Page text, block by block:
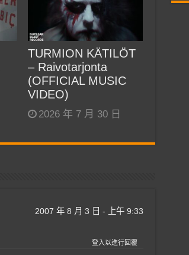
TURMION KÄTILÖT
– Raivotarjonta
(OFFICIAL MUSIC
VIDEO)
2026 年 7 月 30 日
2007 年 8 月 3 日 - 上午 9:33
登入以進行回覆